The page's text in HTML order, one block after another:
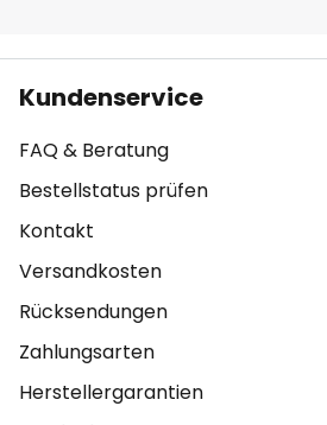
Kundenservice
FAQ & Beratung
Bestellstatus prüfen
Kontakt
Versandkosten
Rücksendungen
Zahlungsarten
Herstellergarantien